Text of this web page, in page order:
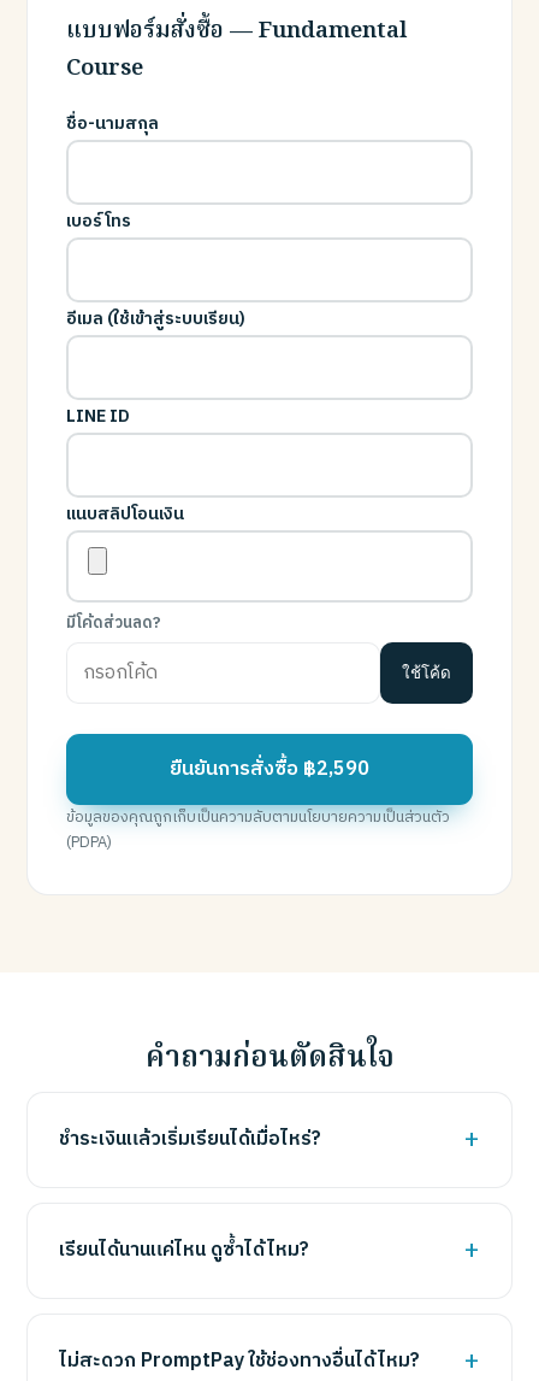
แบบฟอร์มสั่งซื้อ — Fundamental
Course
ชื่อ-นามสกุล
เบอร์โทร
อีเมล (ใช้เข้าสู่ระบบเรียน)
LINE ID
แนบสลิปโอนเงิน
มีโค้ดส่วนลด?
ใช้โค้ด
ยืนยันการสั่งซื้อ ฿2,590
ข้อมูลของคุณถูกเก็บเป็นความลับตามนโยบายความเป็นส่วนตัว
(PDPA)
คำถามก่อนตัดสินใจ
ชำระเงินแล้วเริ่มเรียนได้เมื่อไหร่?
เรียนได้นานแค่ไหน ดูซ้ำได้ไหม?
ไม่สะดวก PromptPay ใช้ช่องทางอื่นได้ไหม?